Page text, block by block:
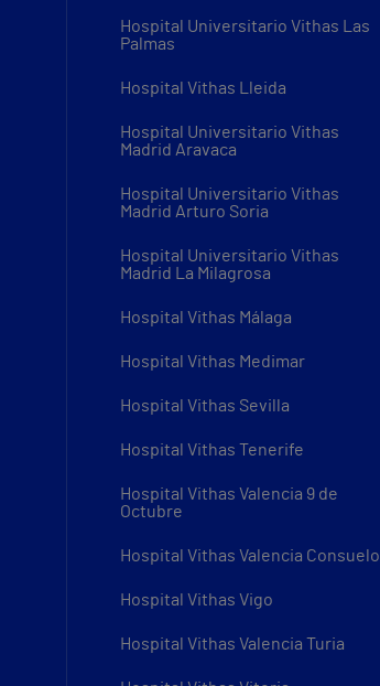
Hospital Universitario Vithas Las
Palmas
Hospital Vithas Lleida
Hospital Universitario Vithas
Madrid Aravaca
Hospital Universitario Vithas
Madrid Arturo Soria
Hospital Universitario Vithas
Madrid La Milagrosa
Hospital Vithas Málaga
Hospital Vithas Medimar
Hospital Vithas Sevilla
Hospital Vithas Tenerife
Hospital Vithas Valencia 9 de
Octubre
Hospital Vithas Valencia Consuelo
Hospital Vithas Vigo
Hospital Vithas Valencia Turia